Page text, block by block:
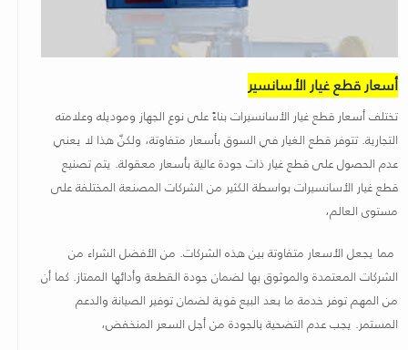
أسعار قطع غيار الأسانسير
تختلف أسعار قطع غيار الأسانسيرات بناءً على نوع الجهاز وموديله وعلامته
التجارية. تتوفر قطع الغيار في السوق بأسعار متفاوتة، ولكنّ هذا لا يعني
عدم الحصول على قطع غيار ذات جودة عالية بأسعار معقولة. يتم تصنيع
قطع غيار الأسانسيرات بواسطة الكثير من الشركات المصنعة المختلفة على
مستوى العالم،
مما يجعل الأسعار متفاوتة بين هذه الشركات. من الأفضل الشراء من
الشركات المعتمدة والموثوق بها لضمان جودة القطعة وأدائها الممتاز. كما أن
من المهم توفر خدمة ما بعد البيع قوية لضمان توفير الصيانة والدعم
المستمر. يجب عدم التضحية بالجودة من أجل السعر المنخفض،